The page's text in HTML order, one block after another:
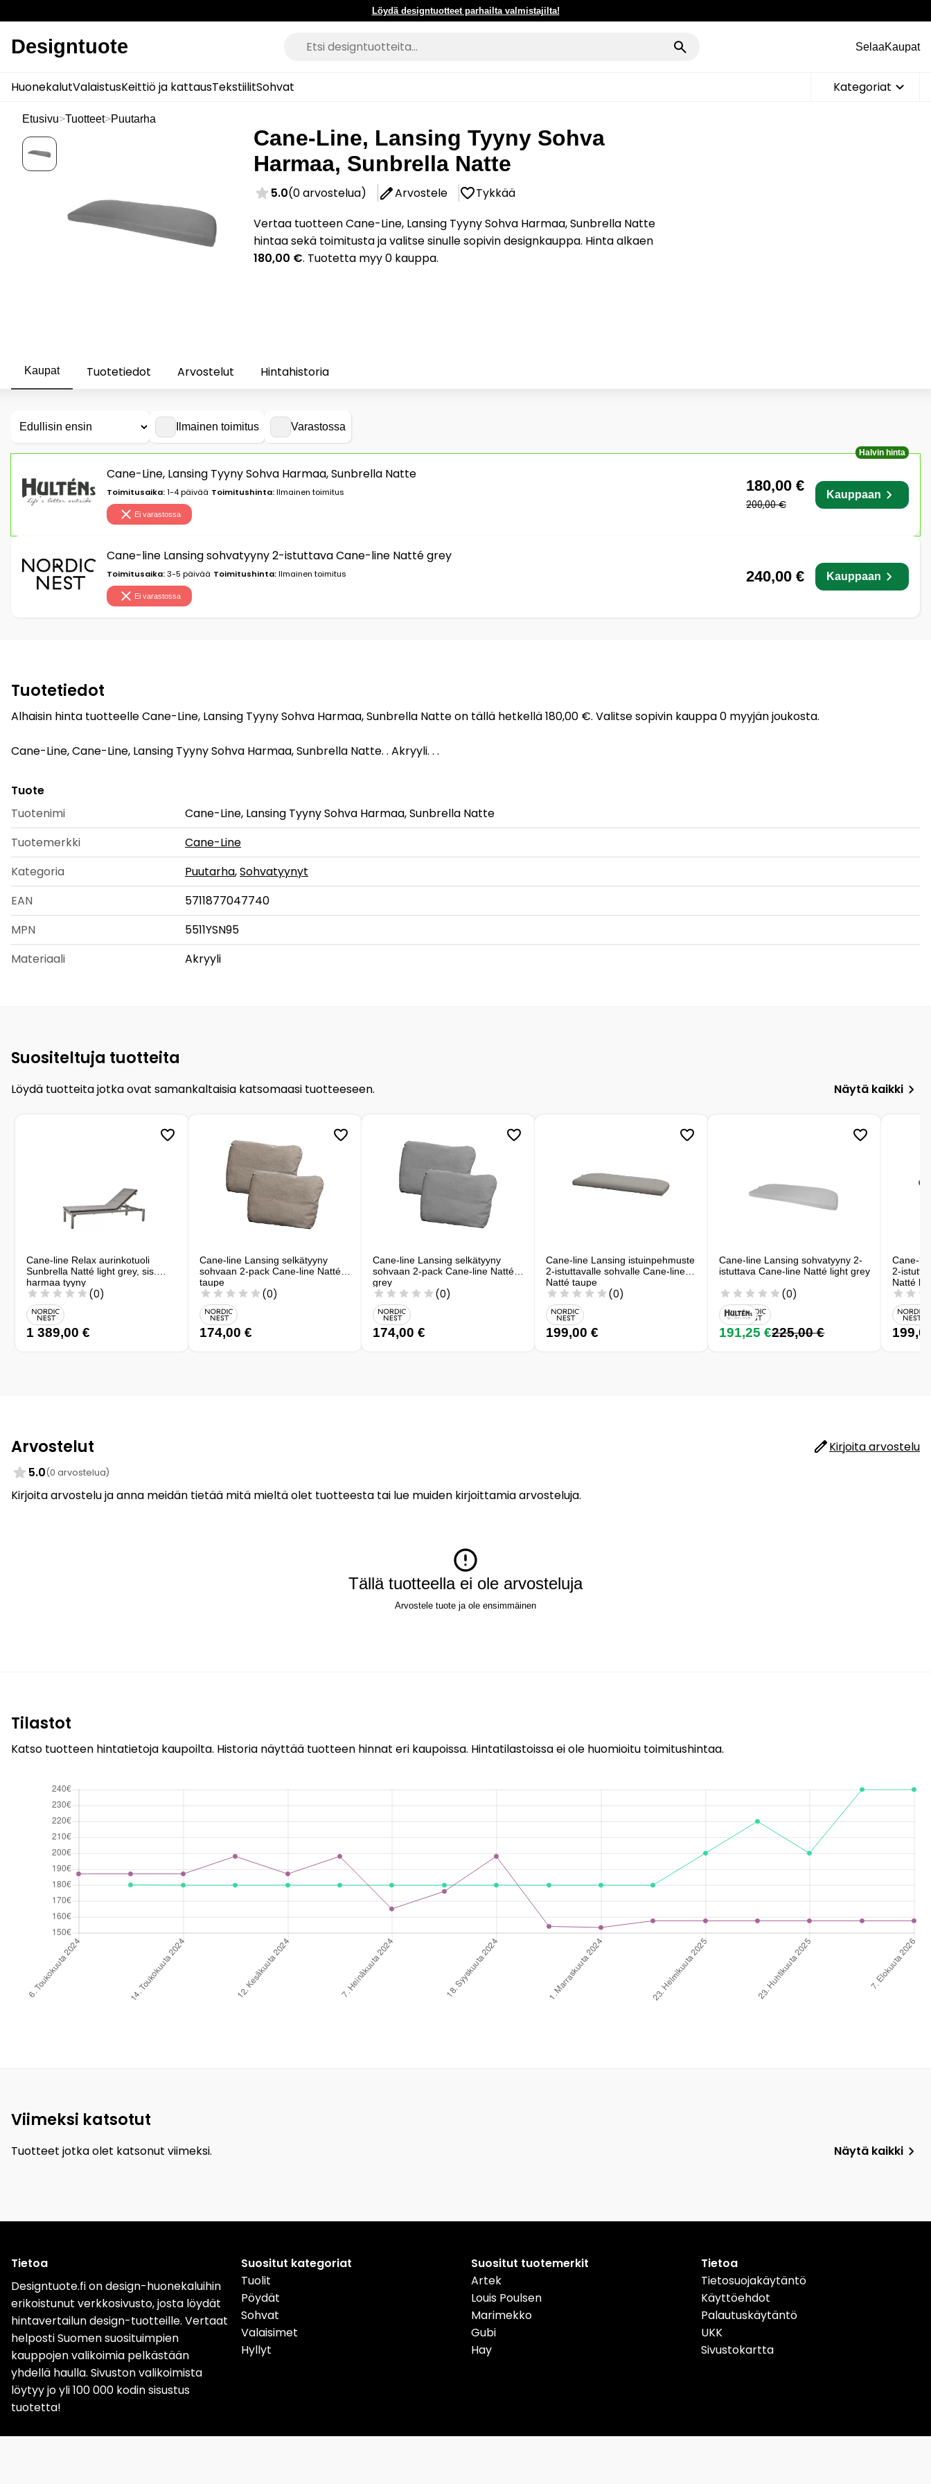
Löydä designtuotteet parhailta valmistajilta!
Designtuote SelaaKaupat
HuonekalutValaistusKeittiö ja kattausTekstiilitSohvat Kategoriat
Etusivu>Tuotteet>Puutarha
Cane-Line, Lansing Tyyny Sohva
Harmaa, Sunbrella Natte
5.0(0 arvostelua) Arvostele
Tykkää
Vertaa tuotteen Cane-Line, Lansing Tyyny Sohva Harmaa, Sunbrella Natte
hintaa sekä toimitusta ja valitse sinulle sopivin designkauppa. Hinta alkaen
180,00 €. Tuotetta myy 0 kauppa.
Kaupat Tuotetiedot Arvostelut Hintahistoria
Ilmainen toimitus Varastossa
Halvin hinta
Cane-Line, Lansing Tyyny Sohva Harmaa, Sunbrella Natte
Toimitusaika:1-4 päivää Toimitushinta:Ilmainen toimitus
Ei varastossa
180,00 €
200,00 €
Kauppaan
Cane-line Lansing sohvatyyny 2-istuttava Cane-line Natté grey
Toimitusaika:3-5 päivää Toimitushinta:Ilmainen toimitus
Ei varastossa
240,00 € Kauppaan
Tuotetiedot
Alhaisin hinta tuotteelle Cane-Line, Lansing Tyyny Sohva Harmaa, Sunbrella Natte on tällä hetkellä 180,00 €. Valitse sopivin kauppa 0 myyjän joukosta.
Cane-Line, Cane-Line, Lansing Tyyny Sohva Harmaa, Sunbrella Natte. . Akryyli. . .
Tuote
Tuotenimi
Cane-Line, Lansing Tyyny Sohva Harmaa, Sunbrella Natte
Tuotemerkki
Cane-Line
Kategoria
Puutarha,Sohvatyynyt
EAN
5711877047740
MPN
5511YSN95
Materiaali
Akryyli
Suositeltuja tuotteita
Löydä tuotteita jotka ovat samankaltaisia katsomaasi tuotteeseen. Näytä kaikki
Cane-line Relax aurinkotuoli
Sunbrella Natté light grey, sis.
harmaa tyyny
(0)
1 389,00 €
Cane-line Lansing selkätyyny
sohvaan 2-pack Cane-line Natté
taupe
(0)
174,00 €
Cane-line Lansing selkätyyny
sohvaan 2-pack Cane-line Natté
grey
(0)
174,00 €
Cane-line Lansing istuinpehmuste
2-istuttavalle sohvalle Cane-line
Natté taupe
(0)
199,00 €
Cane-line Lansing sohvatyyny 2-
istuttava Cane-line Natté light grey
(0)
191,25 €225,00 €
Cane-
2-
Natté
Arvostelut
Kirjoita arvostelu
5.0(0 arvostelua)
Kirjoita arvostelu ja anna meidän tietää mitä mieltä olet tuotteesta tai lue muiden kirjoittamia arvosteluja.
Tällä tuotteella ei ole arvosteluja
Arvostele tuote ja ole ensimmäinen
Tilastot
Katso tuotteen hintatietoja kaupoilta. Historia näyttää tuotteen hinnat eri kaupoissa. Hintatilastoissa ei ole huomioitu toimitushintaa.
Viimeksi katsotut
Tuotteet jotka olet katsonut viimeksi. Näytä kaikki
Tietoa
Designtuote.fi on design-huonekaluihin
erikoistunut verkkosivusto, josta löydät
hintavertailun design-tuotteille. Vertaat
helposti Suomen suosituimpien
kauppojen valikoimia pelkästään
yhdellä haulla. Sivuston valikoimista
löytyy jo yli 100 000 kodin sisustus
tuotetta!
Suositut kategoriat
Tuolit
Pöydät
Sohvat
Valaisimet
Hyllyt
Suositut tuotemerkit
Artek
Louis Poulsen
Marimekko
Gubi
Hay
Tietoa
Tietosuojakäytäntö
Käyttöehdot
Palautuskäytäntö
UKK
Sivustokartta